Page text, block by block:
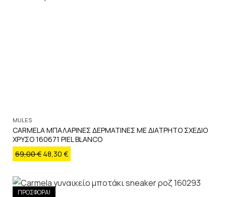
MULES
CARMELA ΜΠΑΛΑΡΙΝΕΣ ΔΕΡΜΑΤΙΝΕΣ ΜΕ ΔΙΑΤΡΗΤΟ ΣΧΕΔΙΟ
ΧΡΥΣΟ 160671 PIEL BLANCO
69,00€ 48,30 €
ΠΡΟΣΦΟΡΑ!